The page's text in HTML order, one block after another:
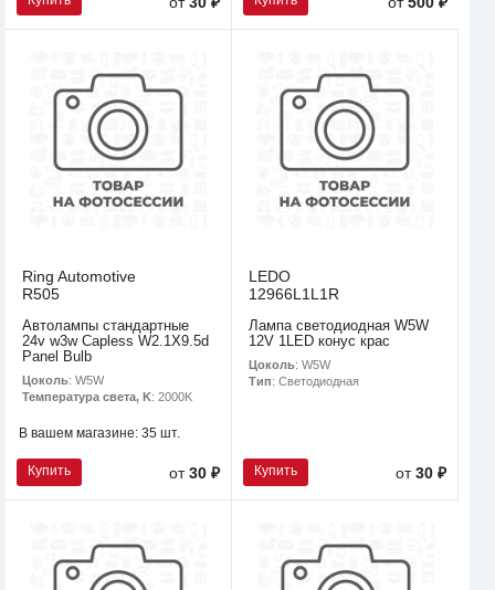
Ring Automotive
R505
Автолампы стандартные
24v w3w Capless W2.1X9.5d
Panel Bulb
Цоколь: W5W
Температура света, K: 2000K
В вашем магазине: 35 шт.
Купить от30 ₽
LEDO
12966L1L1R
Лампа светодиодная W5W
12V 1LED конус крас
Цоколь: W5W
Тип: Светодиодная
Купить от30 ₽